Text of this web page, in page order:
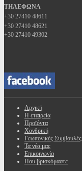
ΤΗΛΕΦΩΝΑ
+30 27410 48611
+30 27410 48621
+30 27410 49302
Αρχική
Η εταιρεία
Προϊόντα
Χονδρική
Γεωπονικές Συμβουλές
Τα νέα μας
Επικοινωνία
Που βρισκόμαστε